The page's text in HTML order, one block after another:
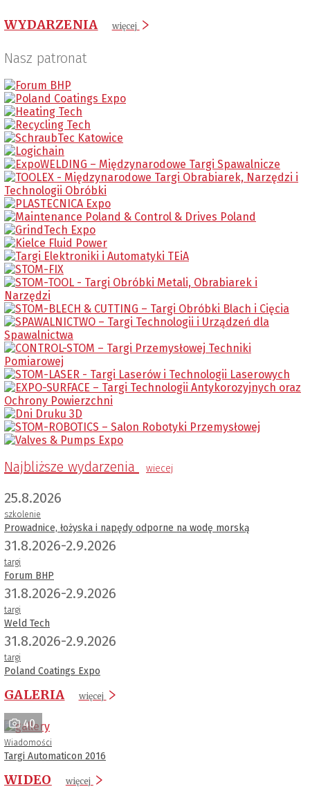
WYDARZENIA więcej
Nasz patronat
Najbliższe wydarzenia wiecej
25.8.2026
szkolenie
Prowadnice, łożyska i napędy odporne na wodę morską
31.8.2026-2.9.2026
targi
Forum BHP
31.8.2026-2.9.2026
targi
Weld Tech
31.8.2026-2.9.2026
targi
Poland Coatings Expo
GALERIA więcej
40
Wiadomości
Targi Automaticon 2016
WIDEO więcej